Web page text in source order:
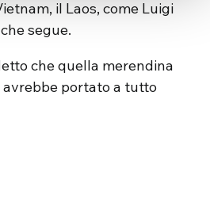
il Laos, come Luigi
segue.
che quella merendina
portato a tutto